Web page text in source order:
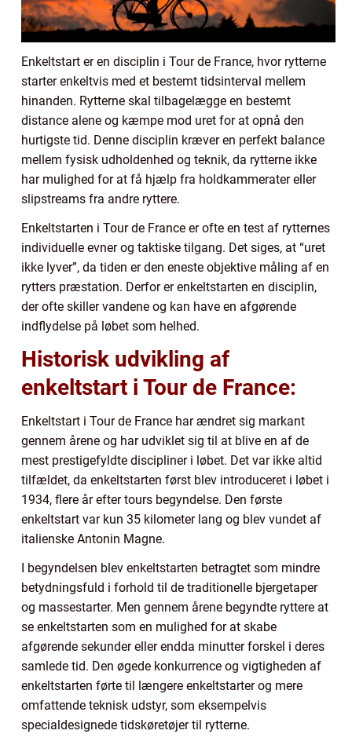
Enkeltstart er en disciplin i Tour de France, hvor rytterne
starter enkeltvis med et bestemt tidsinterval mellem
hinanden. Rytterne skal tilbagelægge en bestemt
distance alene og kæmpe mod uret for at opnå den
hurtigste tid. Denne disciplin kræver en perfekt balance
mellem fysisk udholdenhed og teknik, da rytterne ikke
har mulighed for at få hjælp fra holdkammerater eller
slipstreams fra andre ryttere.
Enkeltstarten i Tour de France er ofte en test af rytternes
individuelle evner og taktiske tilgang. Det siges, at “uret
ikke lyver”, da tiden er den eneste objektive måling af en
rytters præstation. Derfor er enkeltstarten en disciplin,
der ofte skiller vandene og kan have en afgørende
indflydelse på løbet som helhed.
Historisk udvikling af
enkeltstart i Tour de France:
Enkeltstart i Tour de France har ændret sig markant
gennem årene og har udviklet sig til at blive en af de
mest prestigefyldte discipliner i løbet. Det var ikke altid
tilfældet, da enkeltstarten først blev introduceret i løbet i
1934, flere år efter tours begyndelse. Den første
enkeltstart var kun 35 kilometer lang og blev vundet af
italienske Antonin Magne.
I begyndelsen blev enkeltstarten betragtet som mindre
betydningsfuld i forhold til de traditionelle bjergetaper
og massestarter. Men gennem årene begyndte ryttere at
se enkeltstarten som en mulighed for at skabe
afgørende sekunder eller endda minutter forskel i deres
samlede tid. Den øgede konkurrence og vigtigheden af
enkeltstarten førte til længere enkeltstarter og mere
omfattende teknisk udstyr, som eksempelvis
specialdesignede tidskøretøjer til rytterne.